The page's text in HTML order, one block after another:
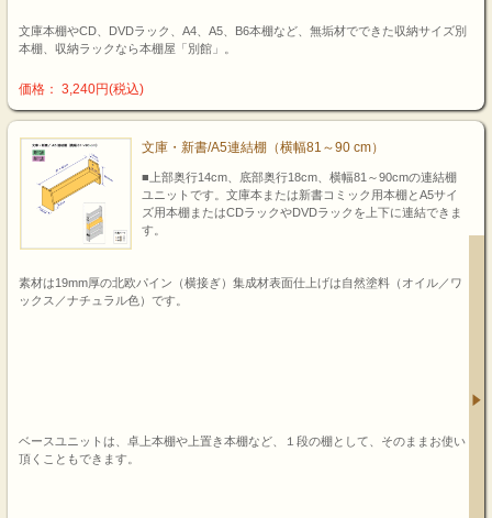
文庫本棚やCD、DVDラック、A4、A5、B6本棚など、無垢材でできた収納サイズ別
本棚、収納ラックなら本棚屋「別館」。
価格： 3,240円(税込)
文庫・新書/A5連結棚（横幅81～90 cm）
■上部奥行14cm、底部奥行18cm、横幅81～90cmの連結棚
ユニットです。文庫本または新書コミック用本棚とA5サイ
ズ用本棚またはCDラックやDVDラックを上下に連結できま
す。
素材は19mm厚の北欧パイン（横接ぎ）集成材表面仕上げは自然塗料（オイル／ワ
ックス／ナチュラル色）です。
ベースユニットは、卓上本棚や上置き本棚など、１段の棚として、そのままお使い
頂くこともできます。